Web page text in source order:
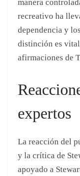
expertos
Trump,
merece
salud mental han
conspiración o